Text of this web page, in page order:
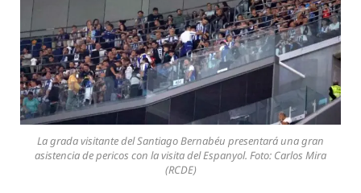
La grada visitante del Santiago Bernabéu presentará una gran
asistencia de pericos con la visita del Espanyol. Foto: Carlos Mira
(RCDE)